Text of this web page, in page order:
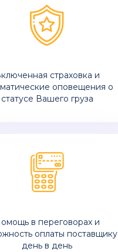
страховка и
оповещения о
статусе Вашего груза
в переговорах и
оплаты поставщику
день в день